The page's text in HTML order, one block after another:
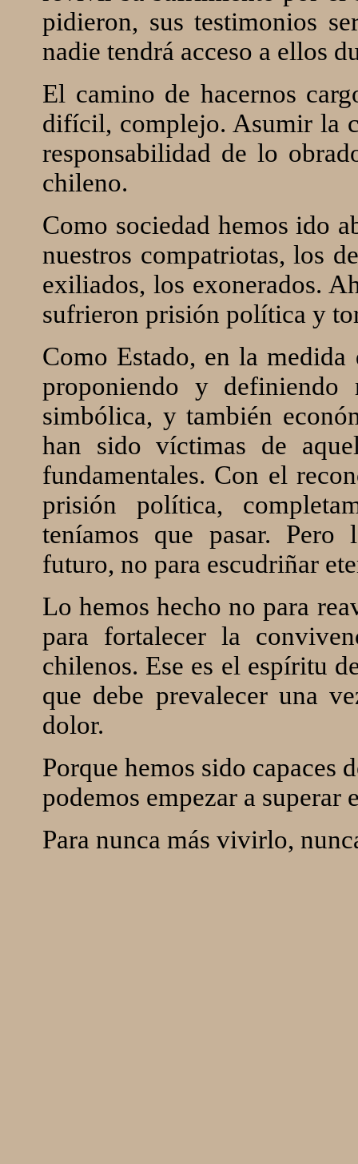
pidieron, sus testimonios
nadie tendrá acceso a ellos
El camino de hacernos
difícil, complejo. Asumir la
responsabilidad de lo
chileno.
Como sociedad hemos ido
nuestros compatriotas, los
exiliados, los exonerados.
sufrieron prisión política y
Como Estado, en la
proponiendo y definiendo
simbólica, y también
han sido víctimas de
fundamentales. Con el
prisión política,
teníamos que pasar.
futuro, no para escudriñar
Lo hemos hecho no para
para fortalecer la
chilenos. Ese es el espíritu
que debe prevalecer una
dolor.
Porque hemos sido capaces
podemos empezar a superar
Para nunca más vivirlo,